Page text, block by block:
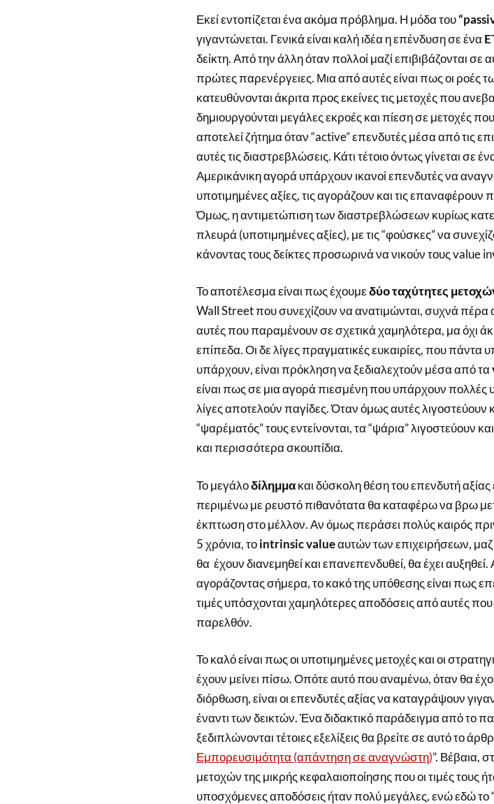
Εκεί εντοπίζεται ένα ακόμα πρόβλημα. Η μόδα του
γιγαντώνεται. Γενικά είναι καλή ιδέα η επένδυση σε ένα
δείκτη. Από την άλλη όταν πολλοί μαζί επιβιβάζονται σε
πρώτες παρενέργειες. Μια από αυτές είναι πως οι ροές
κατευθύνονται άκριτα προς εκείνες τις μετοχές που
δημιουργούνται μεγάλες εκροές και πίεση σε μετοχές
αποτελεί ζήτημα όταν “active” επενδυτές μέσα από τις
αυτές τις διαστρεβλώσεις. Κάτι τέτοιο όντως γίνεται σε
Αμερικάνικη αγορά υπάρχουν ικανοί επενδυτές να
υποτιμημένες αξίες, τις αγοράζουν και τις επαναφέρουν
Όμως, η αντιμετώπιση των διαστρεβλώσεων κυρίως
πλευρά (υποτιμημένες αξίες), με τις “φούσκες” να
κάνοντας τους δείκτες προσωρινά να νικούν τους value
Το αποτέλεσμα είναι πως έχουμεδύο ταχύτητες
Wall Street που συνεχίζουν να ανατιμώνται, συχνά πέρα
αυτές που παραμένουν σε σχετικά χαμηλότερα, μα όχι
επίπεδα. Οι δε λίγες πραγματικές ευκαιρίες, που πάντα
υπάρχουν, είναι πρόκληση να ξεδιαλεχτούν μέσα από τα
είναι πως σε μια αγορά πιεσμένη που υπάρχουν πολλές
λίγες αποτελούν παγίδες. Όταν όμως αυτές λιγοστεύουν
“ψαρέματός” τους εντείνονται, τα “ψάρια” λιγοστεύουν
και περισσότερα σκουπίδια.
Το μεγάλοδίλημμακαι δύσκολη θέση του επενδυτή αξίας
περιμένω με ρευστό πιθανότατα θα καταφέρω να βρω
έκπτωση στο μέλλον. Αν όμως περάσει πολύς καιρός
5 χρόνια, τοintrinsic valueαυτών των επιχειρήσεων,
θα έχουν διανεμηθεί και επανεπενδυθεί, θα έχει
αγοράζοντας σήμερα, το κακό της υπόθεσης είναι πως
τιμές υπόσχονται χαμηλότερες αποδόσεις από αυτές που
παρελθόν.
Το καλό είναι πως οι υποτιμημένες μετοχές και οι
έχουν μείνει πίσω. Οπότε αυτό που αναμένω, όταν θα
διόρθωση, είναι οι επενδυτές αξίας να καταγράψουν
έναντι των δεικτών. Ένα διδακτικό παράδειγμα από το
ξεδιπλώνονται τέτοιες εξελίξεις θα βρείτε σε αυτό το
Εμπορευσιμότητα (απάντηση σε αναγνώστη)”. Βέβαια,
μετοχών της μικρής κεφαλαιοποίησης που οι τιμές τους
υποσχόμενες αποδόσεις ήταν πολύ μεγάλες, ενώ εδώ το